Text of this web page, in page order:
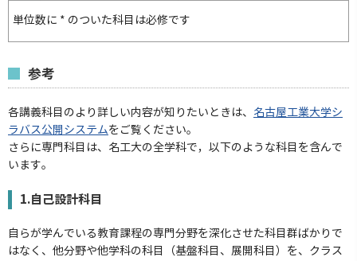
単位数に * のついた科目は必修です
参考
各講義科目のより詳しい内容が知りたいときは、 名古屋工業大学シ
ラバス公開システムをご覧ください。
さらに専門科目は、名工大の全学科で，以下のような科目を含んで
います。
1.自己設計科目
自らが学んでいる教育課程の専門分野を深化させた科目群ばかりで
はなく、他分野や他学科の科目（基盤科目、展開科目）を、クラス